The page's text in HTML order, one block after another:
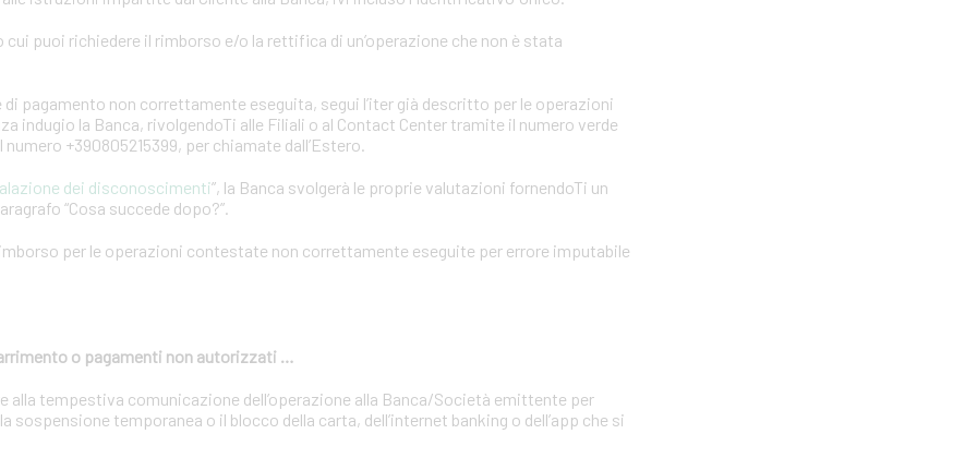
puoi richiedere il rimborso e/o la rettifica di un’operazione che non è stata
di pagamento non correttamente eseguita, segui l’iter già descritto per le operazioni
indugio la Banca, rivolgendoTi alle Filiali o al Contact Center tramite il numero verde
+390805215399, per chiamate dall’Estero.
dei disconoscimenti”, la Banca svolgerà le proprie valutazioni fornendoTi un
“Cosa succede dopo?”.
per le operazioni contestate non correttamente eseguite per errore imputabile
o pagamenti non autorizzati …
alla tempestiva comunicazione dell’operazione alla Banca/Società emittente per
temporanea o il blocco della carta, dell’internet banking o dell’app che si